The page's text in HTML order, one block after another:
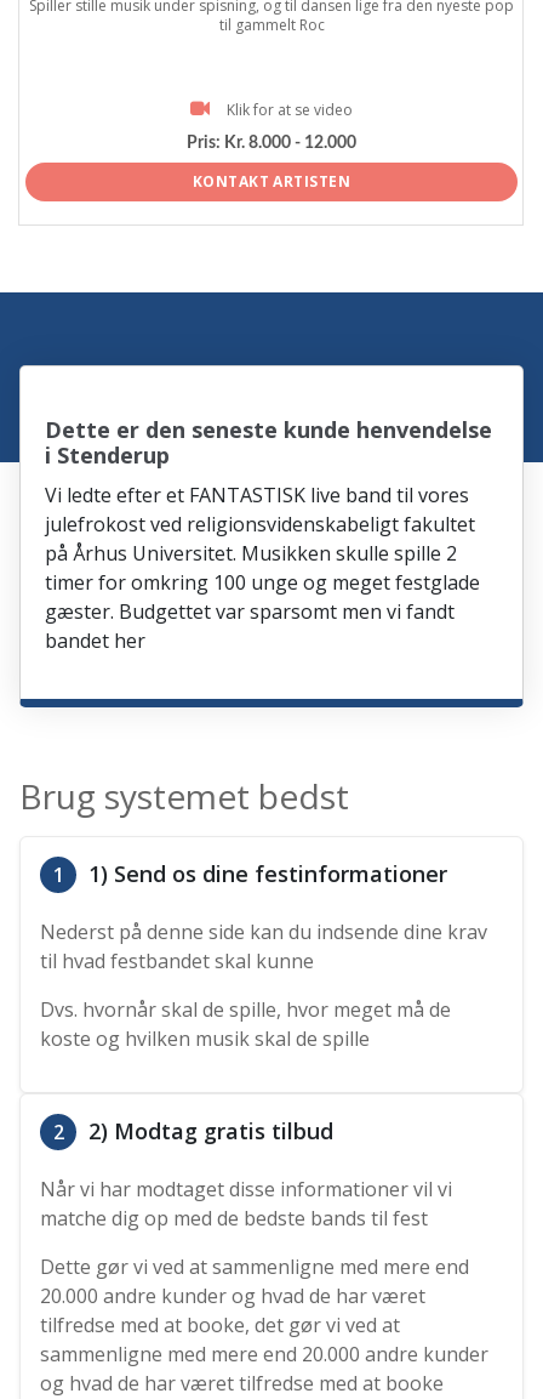
Spiller stille musik under spisning, og til dansen lige fra den nyeste pop
til gammelt Roc
Klik for at se video
Pris: Kr. 8.000 - 12.000
KONTAKT ARTISTEN
Dette er den seneste kunde henvendelse
i Stenderup
Vi ledte efter et FANTASTISK live band til vores
julefrokost ved religionsvidenskabeligt fakultet
på Århus Universitet. Musikken skulle spille 2
timer for omkring 100 unge og meget festglade
gæster. Budgettet var sparsomt men vi fandt
bandet her
Brug systemet bedst
1 1) Send os dine festinformationer
Nederst på denne side kan du indsende dine krav
til hvad festbandet skal kunne
Dvs. hvornår skal de spille, hvor meget må de
koste og hvilken musik skal de spille
2 2) Modtag gratis tilbud
Når vi har modtaget disse informationer vil vi
matche dig op med de bedste bands til fest
Dette gør vi ved at sammenligne med mere end
20.000 andre kunder og hvad de har været
tilfredse med at booke, det gør vi ved at
sammenligne med mere end 20.000 andre kunder
og hvad de har været tilfredse med at booke